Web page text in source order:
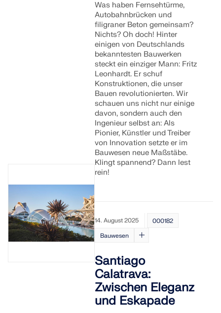
Was haben Fernsehtürme,
Autobahnbrücken und
filigraner Beton gemeinsam?
Nichts? Oh doch! Hinter
einigen von Deutschlands
bekanntesten Bauwerken
steckt ein einziger Mann: Fritz
Leonhardt. Er schuf
Konstruktionen, die unser
Bauen revolutionierten. Wir
schauen uns nicht nur einige
davon, sondern auch den
Ingenieur selbst an: Als
Pionier, Künstler und Treiber
von Innovation setzte er im
Bauwesen neue Maßstäbe.
Klingt spannend? Dann lest
rein!
14. August 2025
000182
Bauwesen
Santiago
Calatrava:
Zwischen Eleganz
und Eskapade